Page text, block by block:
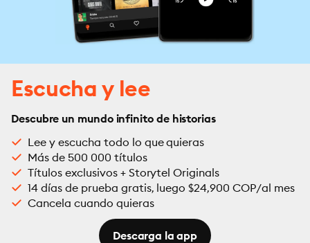
Escucha y lee
Descubre un mundo infinito de historias
Lee y escucha todo lo que quieras
Más de 500 000 títulos
Títulos exclusivos + Storytel Originals
14 días de prueba gratis, luego $24,900 COP/al mes
Cancela cuando quieras
Descarga la app